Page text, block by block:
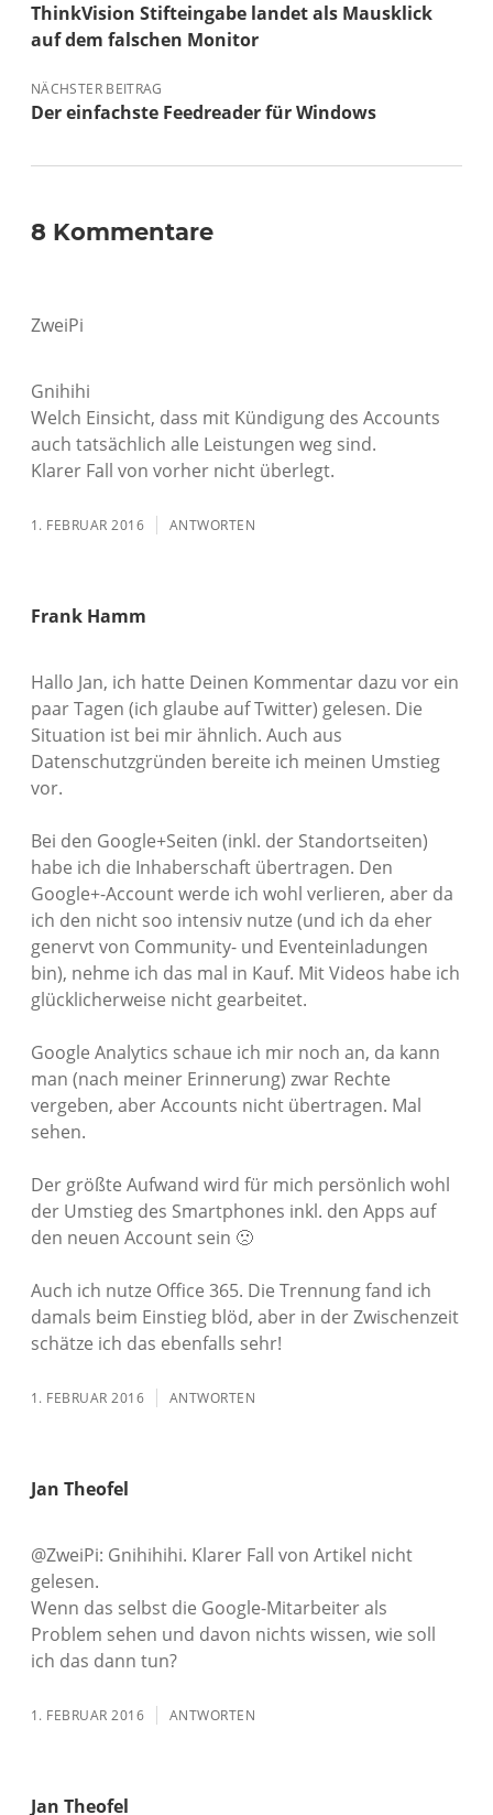
ThinkVision Stifteingabe landet als Mausklick
auf dem falschen Monitor
NÄCHSTER BEITRAG
Der einfachste Feedreader für Windows
8 Kommentare
ZweiPi
Gnihihi
Welch Einsicht, dass mit Kündigung des Accounts
auch tatsächlich alle Leistungen weg sind.
Klarer Fall von vorher nicht überlegt.
1. FEBRUAR 2016 ANTWORTEN
Frank Hamm
Hallo Jan, ich hatte Deinen Kommentar dazu vor ein
paar Tagen (ich glaube auf Twitter) gelesen. Die
Situation ist bei mir ähnlich. Auch aus
Datenschutzgründen bereite ich meinen Umstieg
vor.
Bei den Google+Seiten (inkl. der Standortseiten)
habe ich die Inhaberschaft übertragen. Den
Google+-Account werde ich wohl verlieren, aber da
ich den nicht soo intensiv nutze (und ich da eher
genervt von Community- und Eventeinladungen
bin), nehme ich das mal in Kauf. Mit Videos habe ich
glücklicherweise nicht gearbeitet.
Google Analytics schaue ich mir noch an, da kann
man (nach meiner Erinnerung) zwar Rechte
vergeben, aber Accounts nicht übertragen. Mal
sehen.
Der größte Aufwand wird für mich persönlich wohl
der Umstieg des Smartphones inkl. den Apps auf
den neuen Account sein 🙁
Auch ich nutze Office 365. Die Trennung fand ich
damals beim Einstieg blöd, aber in der Zwischenzeit
schätze ich das ebenfalls sehr!
1. FEBRUAR 2016 ANTWORTEN
Jan Theofel
@ZweiPi: Gnihihihi. Klarer Fall von Artikel nicht
gelesen.
Wenn das selbst die Google-Mitarbeiter als
Problem sehen und davon nichts wissen, wie soll
ich das dann tun?
1. FEBRUAR 2016 ANTWORTEN
Jan Theofel